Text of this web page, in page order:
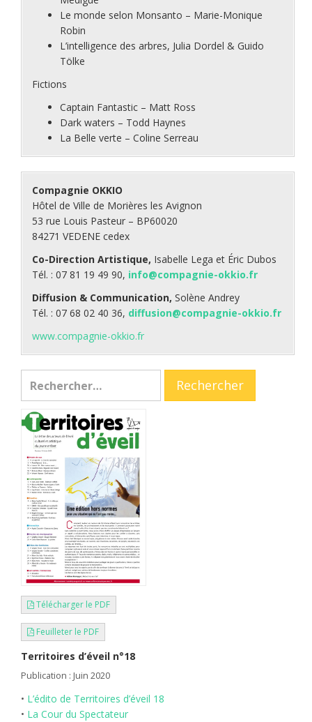
Le monde selon Monsanto – Marie-Monique
Robin
L’intelligence des arbres, Julia Dordel & Guido
Tölke
Fictions
Captain Fantastic – Matt Ross
Dark waters – Todd Haynes
La Belle verte – Coline Serreau
Compagnie OKKIO
Hôtel de Ville de Morières les Avignon
53 rue Louis Pasteur – BP60020
84271 VEDENE cedex
Co-Direction Artistique, Isabelle Lega et Éric Dubos
Tél. : 07 81 19 49 90, info@compagnie-okkio.fr
Diffusion & Communication, Solène Andrey
Tél. : 07 68 02 40 36, diffusion@compagnie-okkio.fr
www.compagnie-okkio.fr
Télécharger le PDF
Feuilleter le PDF
Territoires d’éveil n°18
Publication : Juin 2020
• L’édito de Territoires d’éveil 18
• La Cour du Spectateur